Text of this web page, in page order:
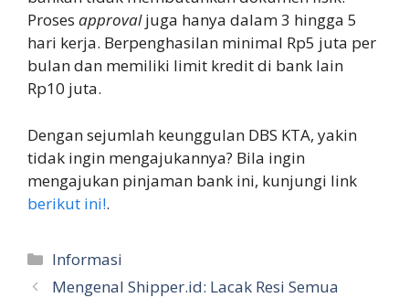
Proses approvaljuga hanya dalam 3 hingga 5
hari kerja. Berpenghasilan minimal Rp5 juta per
bulan dan memiliki limit kredit di bank lain
Rp10 juta.
Dengan sejumlah keunggulan DBS KTA, yakin
tidak ingin mengajukannya? Bila ingin
mengajukan pinjaman bank ini, kunjungi link
berikut ini!.
Kategori
Informasi
Mengenal Shipper.id: Lacak Resi Semua